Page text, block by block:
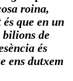
roina,
que en un
bilions de
és
ens dutxem